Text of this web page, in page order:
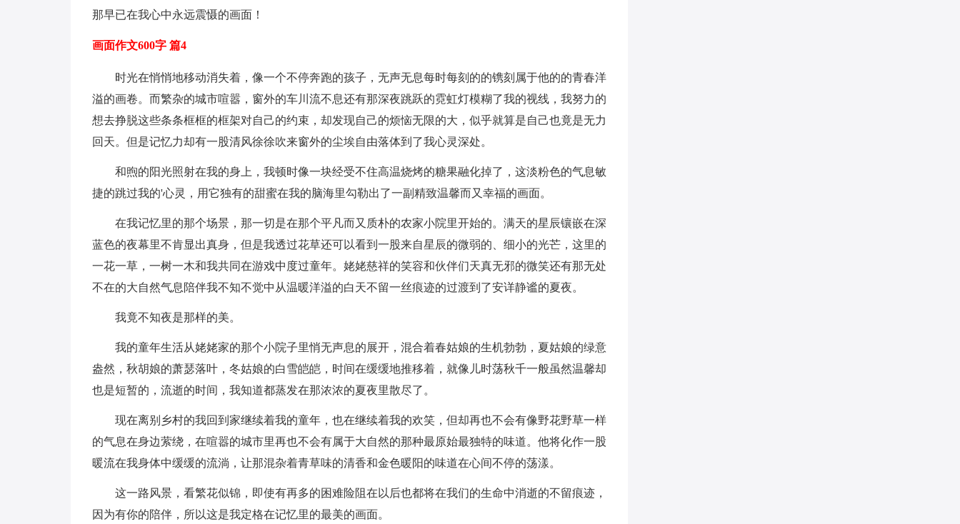
那早已在我心中永远震慑的画面！
画面作文600字 篇4
时光在悄悄地移动消失着，像一个不停奔跑的孩子，无声无息每时每刻的的镌刻属于他的的青春洋
溢的画卷。而繁杂的城市喧嚣，窗外的车川流不息还有那深夜跳跃的霓虹灯模糊了我的视线，我努力的
想去挣脱这些条条框框的框架对自己的约束，却发现自己的烦恼无限的大，似乎就算是自己也竟是无力
回天。但是记忆力却有一股清风徐徐吹来窗外的尘埃自由落体到了我心灵深处。
和煦的阳光照射在我的身上，我顿时像一块经受不住高温烧烤的糖果融化掉了，这淡粉色的气息敏
捷的跳过我的'心灵，用它独有的甜蜜在我的脑海里勾勒出了一副精致温馨而又幸福的画面。
在我记忆里的那个场景，那一切是在那个平凡而又质朴的农家小院里开始的。满天的星辰镶嵌在深
蓝色的夜幕里不肯显出真身，但是我透过花草还可以看到一股来自星辰的微弱的、细小的光芒，这里的
一花一草，一树一木和我共同在游戏中度过童年。姥姥慈祥的笑容和伙伴们天真无邪的微笑还有那无处
不在的大自然气息陪伴我不知不觉中从温暖洋溢的白天不留一丝痕迹的过渡到了安详静谧的夏夜。
我竟不知夜是那样的美。
我的童年生活从姥姥家的那个小院子里悄无声息的展开，混合着春姑娘的生机勃勃，夏姑娘的绿意
盎然，秋胡娘的萧瑟落叶，冬姑娘的白雪皑皑，时间在缓缓地推移着，就像儿时荡秋千一般虽然温馨却
也是短暂的，流逝的时间，我知道都蒸发在那浓浓的夏夜里散尽了。
现在离别乡村的我回到家继续着我的童年，也在继续着我的欢笑，但却再也不会有像野花野草一样
的气息在身边萦绕，在喧嚣的城市里再也不会有属于大自然的那种最原始最独特的味道。他将化作一股
暖流在我身体中缓缓的流淌，让那混杂着青草味的清香和金色暖阳的味道在心间不停的荡漾。
这一路风景，看繁花似锦，即使有再多的困难险阻在以后也都将在我们的生命中消逝的不留痕迹，
因为有你的陪伴，所以这是我定格在记忆里的最美的画面。